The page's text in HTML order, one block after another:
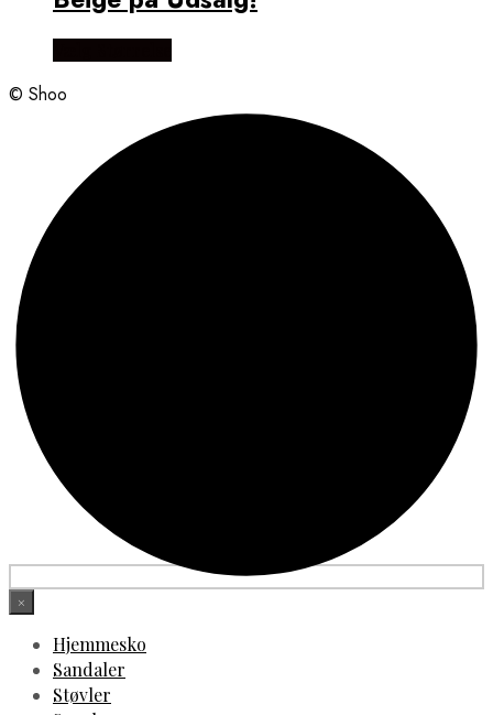
© Shoo
×
Hjemmesko
Sandaler
Støvler